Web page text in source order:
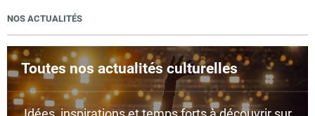
NOS ACTUALITÉS
Toutes nos actualités culturelles